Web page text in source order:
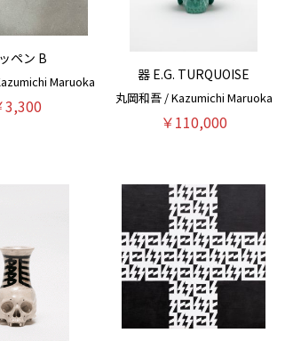
ペン B
Maruoka
3,300
器 E.G. TURQUOISE
丸岡和吾 / Kazumichi Maruoka
￥110,000